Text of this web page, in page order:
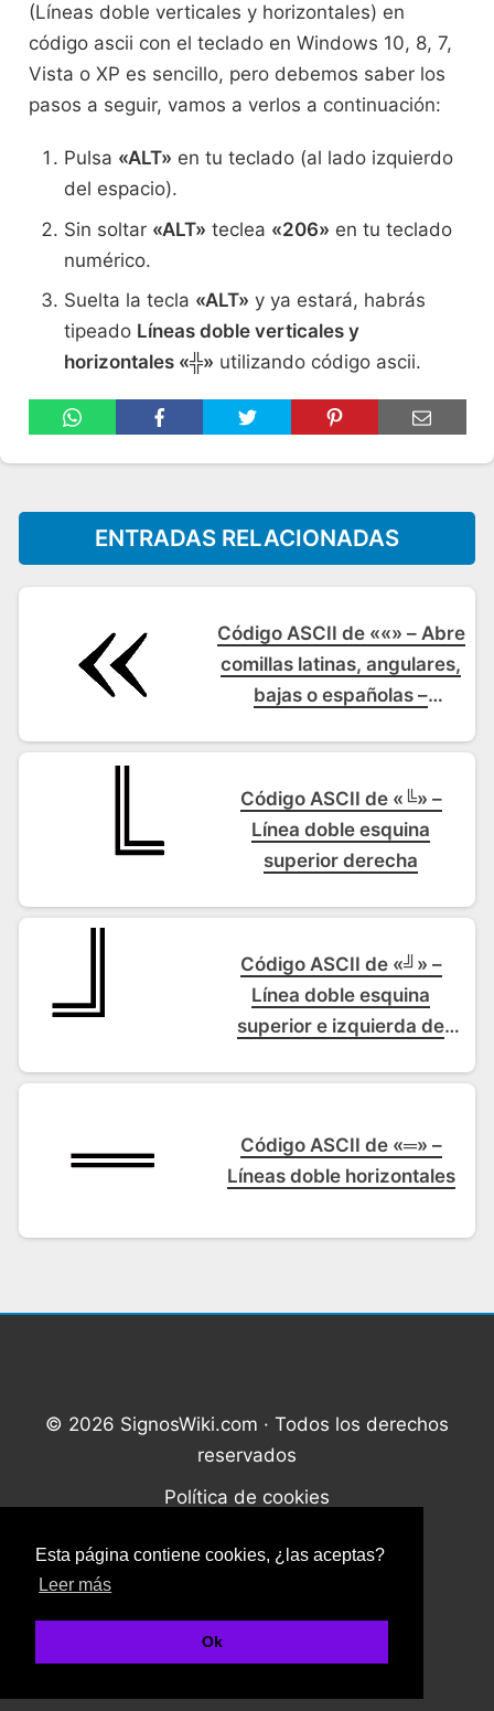
Esta página contiene cookies, ¿las aceptas?
Leer más
Ok
(Líneas doble verticales y horizontales) en
código ascii con el teclado en Windows 10, 8, 7,
Vista o XP es sencillo, pero debemos saber los
pasos a seguir, vamos a verlos a continuación:
Pulsa «ALT» en tu teclado (al lado izquierdo
del espacio).
Sin soltar «ALT» teclea «206» en tu teclado
numérico.
Suelta la tecla «ALT» y ya estará, habrás
tipeado Líneas doble verticales y
horizontales «╬» utilizando código ascii.
ENTRADAS RELACIONADAS
Código ASCII de ««» – Abre
comillas latinas, angulares,
bajas o españolas –
apertura
Código ASCII de «╚» –
Línea doble esquina
superior derecha
Código ASCII de «╝» –
Línea doble esquina
superior e izquierda de
Código ASCII de «═» –
Líneas doble horizontales
© 2026 SignosWiki.com · Todos los derechos
reservados
Política de cookies
¿Quiénes somos?